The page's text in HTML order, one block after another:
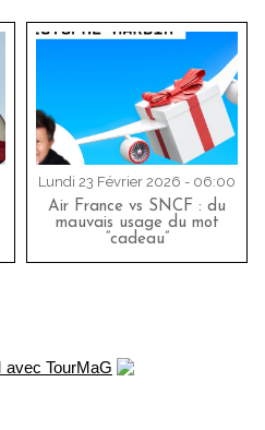
Lundi 23 Février 2026 - 06:00
Air France vs SNCF : du
mauvais usage du mot
“cadeau”